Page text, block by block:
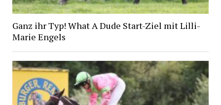
Ganz ihr Typ! What A Dude Start-Ziel mit Lilli-
Marie Engels